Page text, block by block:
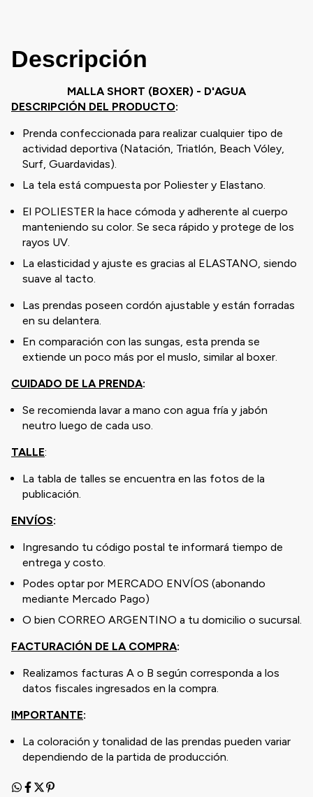
Descripción
MALLA SHORT (BOXER) - D'AGUA
DESCRIPCIÓN DEL PRODUCTO:
Prenda confeccionada para realizar cualquier tipo de
actividad deportiva (Natación, Triatlón, Beach Vóley,
Surf, Guardavidas).
La tela está compuesta por Poliester y Elastano.
El POLIESTER la hace cómoda y adherente al cuerpo
manteniendo su color. Se seca rápido y protege de los
rayos UV.
La elasticidad y ajuste es gracias al ELASTANO, siendo
suave al tacto.
Las prendas poseen cordón ajustable y están forradas
en su delantera.
En comparación con las sungas, esta prenda se
extiende un poco más por el muslo, similar al boxer.
CUIDADO DE LA PRENDA:
Se recomienda lavar a mano con agua fría y jabón
neutro luego de cada uso.
TALLE:
La tabla de talles se encuentra en las fotos de la
publicación.
ENVÍOS:
Ingresando tu código postal te informará tiempo de
entrega y costo.
Podes optar por MERCADO ENVÍOS (abonando
mediante Mercado Pago)
O bien CORREO ARGENTINO a tu domicilio o sucursal.
FACTURACIÓN DE LA COMPRA:
Realizamos facturas A o B según corresponda a los
datos fiscales ingresados en la compra.
IMPORTANTE:
La coloración y tonalidad de las prendas pueden variar
dependiendo de la partida de producción.